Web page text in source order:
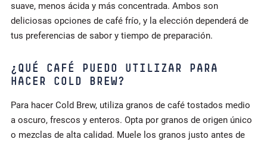
suave, menos ácida y más concentrada. Ambos son
deliciosas opciones de café frío, y la elección dependerá de
tus preferencias de sabor y tiempo de preparación.
¿QUÉ CAFÉ PUEDO UTILIZAR PARA
HACER COLD BREW?
Para hacer Cold Brew, utiliza granos de café tostados medio
a oscuro, frescos y enteros. Opta por granos de origen único
o mezclas de alta calidad. Muele los granos justo antes de